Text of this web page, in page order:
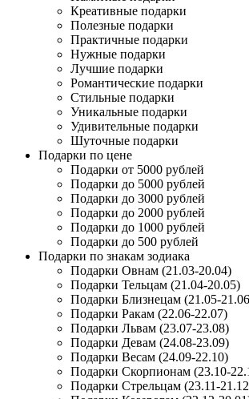
Креативные подарки
Полезные подарки
Практичные подарки
Нужные подарки
Лучшие подарки
Романтические подарки
Стильные подарки
Уникальные подарки
Удивительные подарки
Шуточные подарки
Подарки по цене
Подарки от 5000 рублей
Подарки до 5000 рублей
Подарки до 3000 рублей
Подарки до 2000 рублей
Подарки до 1000 рублей
Подарки до 500 рублей
Подарки по знакам зодиака
Подарки Овнам (21.03-20.04)
Подарки Тельцам (21.04-20.05)
Подарки Близнецам (21.05-
Подарки Ракам (22.06-22.07)
Подарки Львам (23.07-23.08)
Подарки Девам (24.08-23.09)
Подарки Весам (24.09-22.10)
Подарки Скорпионам (23.10-
Подарки Стрельцам (23.11-